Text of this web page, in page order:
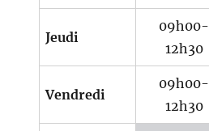
Jeudi
09h00-
12h30
Vendredi
09h00-
12h30